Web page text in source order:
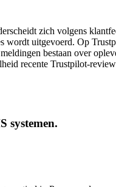
zich volgens
wordt uitgevoerd. Op
bestaan over
recente Trustpilot-
systemen.